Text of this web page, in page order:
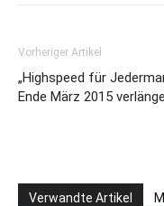
Vorheriger Artikel
„Highspeed für
Ende März 2015
Verwandte Artikel